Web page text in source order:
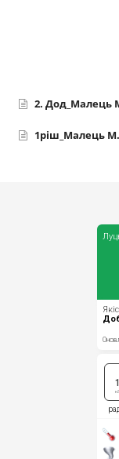
2. Дод_Малець
1ріш_Малець